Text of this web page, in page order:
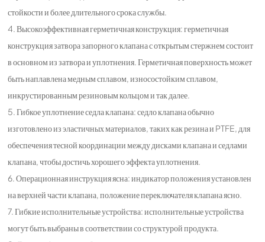
стойкости и более длительного срока службы.
4. Высокоэффективная герметичная конструкция: герметичная
конструкция затвора запорного клапана с открытым стержнем состоит
в основном из затвора и уплотнения. Герметичная поверхность может
быть наплавлена медным сплавом, износостойким сплавом,
инкрустированным резиновым кольцом и так далее.
5. Гибкое уплотнение седла клапана: седло клапана обычно
изготовлено из эластичных материалов, таких как резина и PTFE, для
обеспечения тесной координации между дисками клапана и седлами
клапана, чтобы достичь хорошего эффекта уплотнения.
6. Операционная инструкция ясна: индикатор положения установлен
на верхней части клапана, положение переключателя клапана ясно.
7. Гибкие исполнительные устройства: исполнительные устройства
могут быть выбраны в соответствии со структурой продукта.